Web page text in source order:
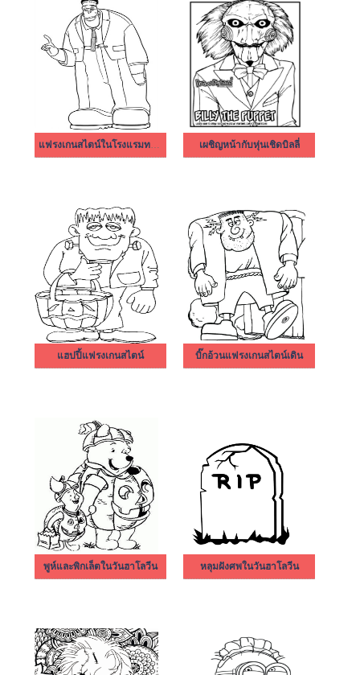
แฟรงเกนสไตน์ในโรงแรมทรานซิลวาเนีย เผชิญหน้ากับหุ่นเชิดบิลลี่
แฮปปี้แฟรงเกนสไตน์ บิ๊กอ้วนแฟรงเกนสไตน์เดิน
พูห์และพิกเล็ตในวันฮาโลวีน หลุมฝังศพในวันฮาโลวีน